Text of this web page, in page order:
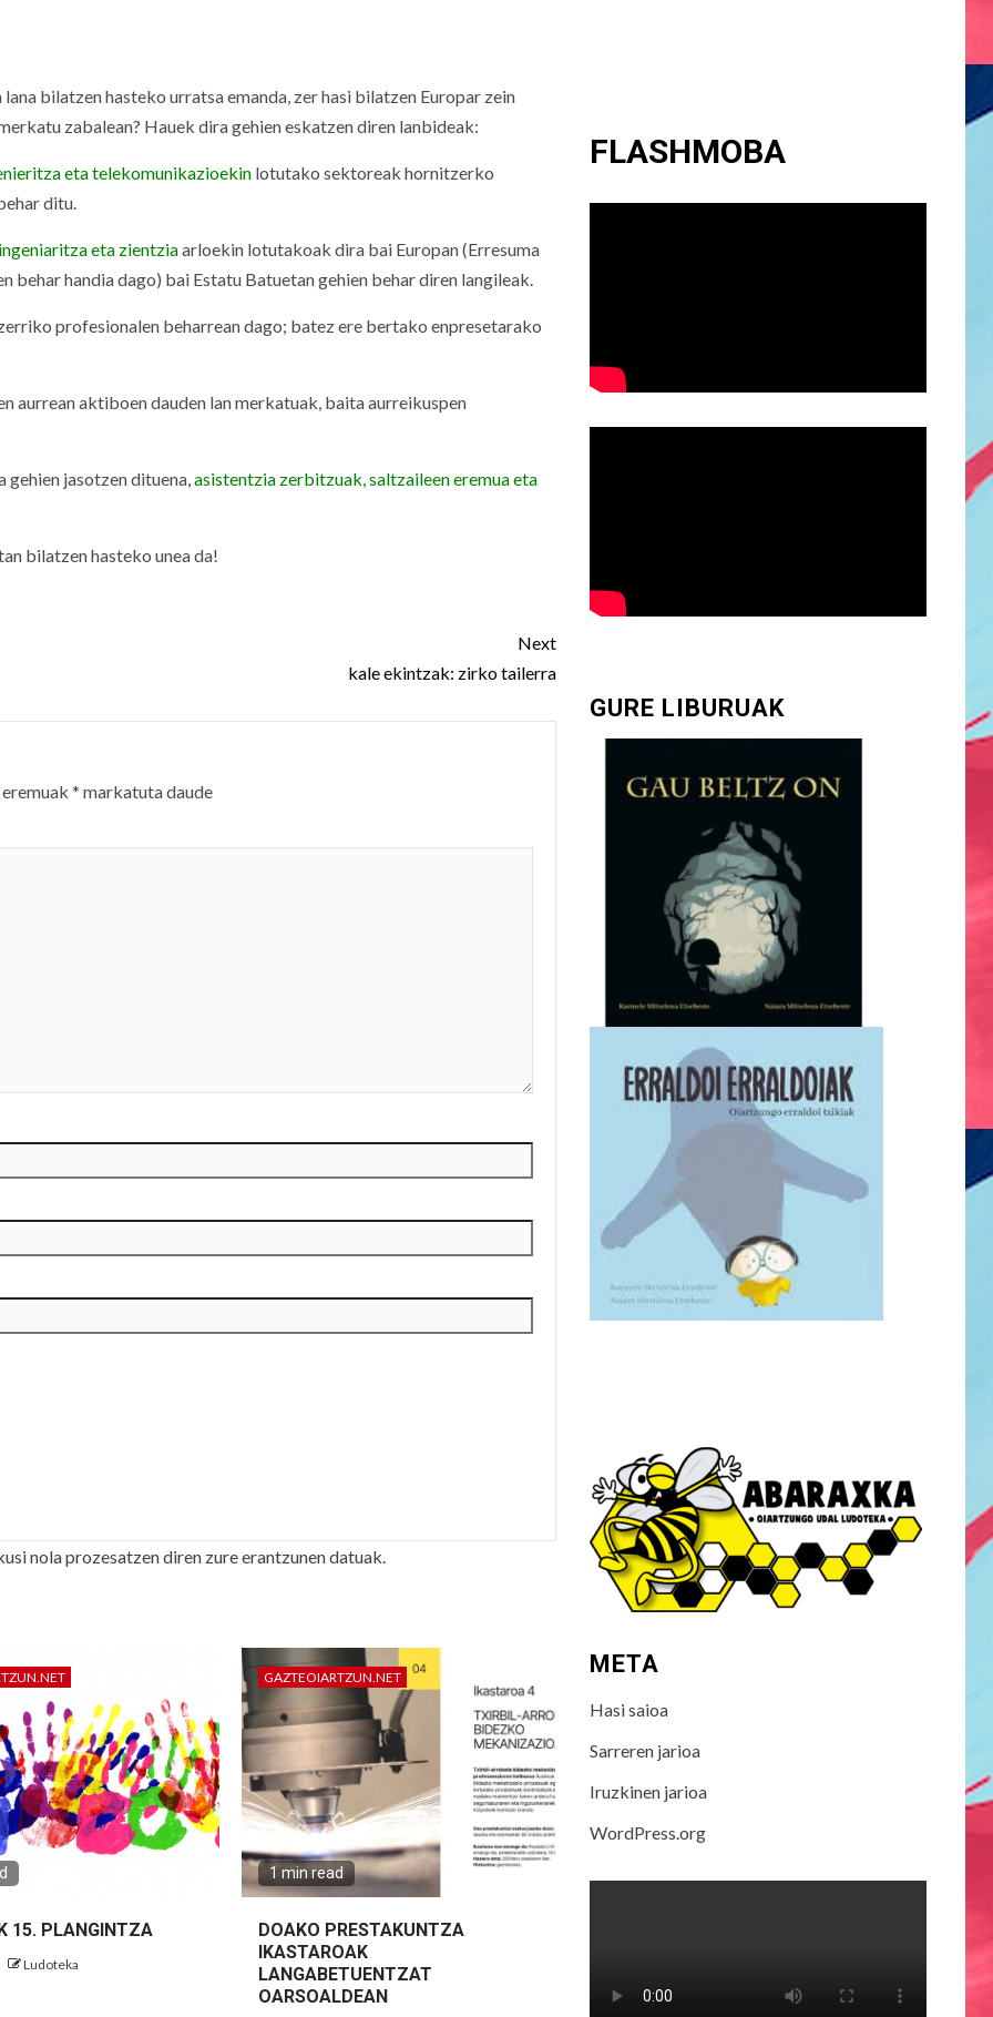
bilatzen hasteko urratsa emanda, zer hasi bilatzen Europar zein
zabalean? Hauek dira gehien eskatzen diren lanbideak:
eta telekomunikazioekin lotutako sektoreak hornitzerko
ditu.
eta zientziaarloekin lotutakoak dira bai Europan (Erresuma
behar handia dago) bai Estatu Batuetan gehien behar diren langileak.
profesionalen beharrean dago; batez ere bertako enpresetarako
aurrean aktiboen dauden lan merkatuak, baita aurreikuspen
gehien jasotzen dituena,asistentzia zerbitzuak, saltzaileen eremua eta
bilatzen hasteko unea da!
Next
kale ekintzak: zirko tailerra
* markatuta daude
nola prozesatzen diren zure erantzunen datuak.
15. PLANGINTZA
Ludoteka
GAZTEOIARTZUN.NET
1 min read
DOAKO PRESTAKUNTZA
IKASTAROAK
LANGABETUENTZAT
OARSOALDEAN
FLASHMOBA
GURE LIBURUAK
META
Hasi saioa
Sarreren jarioa
Iruzkinen jarioa
WordPress.org